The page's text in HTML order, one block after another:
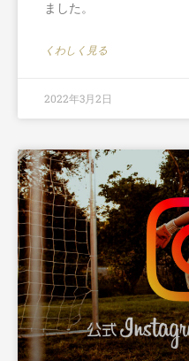
ました。
くわしく見る
2022年3月2日